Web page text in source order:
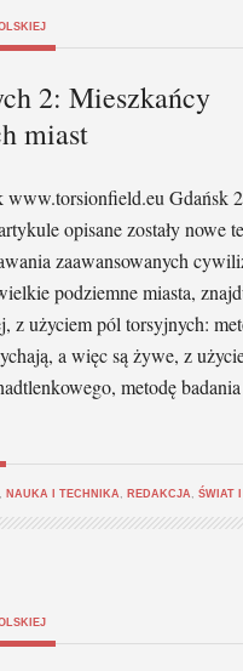
2: Mieszkańcy
miast
Gdańsk
opisane zostały nowe
zaawansowanych
podziemne miasta,
z użyciem pól torsyjnych:
a więc są żywe, z
metodę badania
NAUKA I TECHNIKA REDAKCJA ŚWIAT